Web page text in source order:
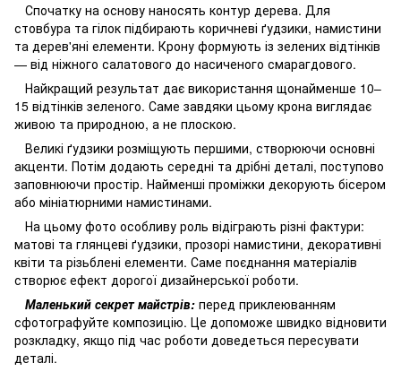
Спочатку на основу наносять контур дерева. Для
стовбура та гілок підбирають коричневі ґудзики, намистини
та дерев'яні елементи. Крону формують із зелених відтінків
— від ніжного салатового до насиченого смарагдового.
Найкращий результат дає використання щонайменше 10–
15 відтінків зеленого. Саме завдяки цьому крона виглядає
живою та природною, а не плоскою.
Великі ґудзики розміщують першими, створюючи основні
акценти. Потім додають середні та дрібні деталі, поступово
заповнюючи простір. Найменші проміжки декорують бісером
або мініатюрними намистинами.
На цьому фото особливу роль відіграють різні фактури:
матові та глянцеві ґудзики, прозорі намистини, декоративні
квіти та різьблені елементи. Саме поєднання матеріалів
створює ефект дорогої дизайнерської роботи.
Маленький секрет майстрів: перед приклеюванням
сфотографуйте композицію. Це допоможе швидко відновити
розкладку, якщо під час роботи доведеться пересувати
деталі.